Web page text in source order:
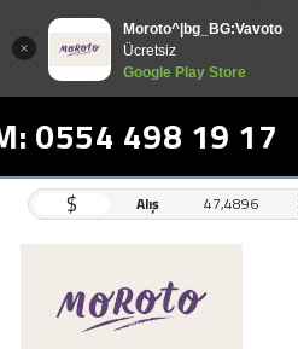
Moroto^|bg_BG:Vavoto
Ücretsiz
Google Play Store
0554 498 19 17
$ Alış 47,4896